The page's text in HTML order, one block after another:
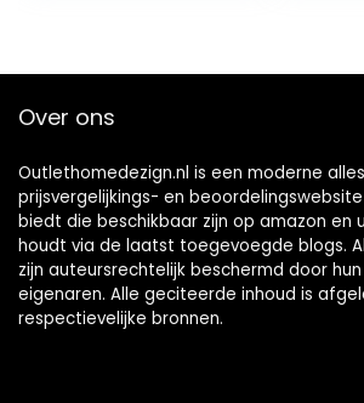
Over ons
Outlethomedezign.nl is een moderne
prijsvergelijkings- en
biedt die beschikbaar zijn op amazon en
houdt via de laatst toegevoegde blogs.
zijn auteursrechtelijk beschermd door
eigenaren. Alle geciteerde inhoud is
respectievelijke bronnen.